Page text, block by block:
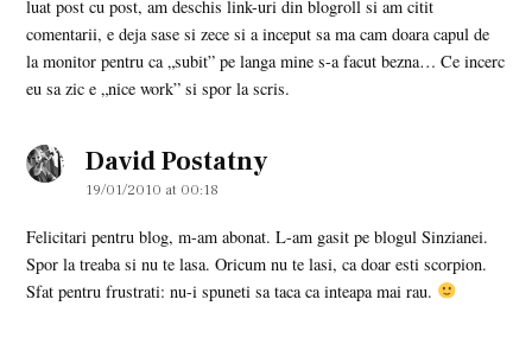
luat post cu post, am deschis link-uri din blogroll si am citit
comentarii, e deja sase si zece si a inceput sa ma cam doara capul de
la monitor pentru ca „subit” pe langa mine s-a facut bezna… Ce incerc
eu sa zic e „nice work” si spor la scris.
David Postatnysays:
19/01/2010 at 00:18
Felicitari pentru blog, m-am abonat. L-am gasit pe blogul Sinzianei.
Spor la treaba si nu te lasa. Oricum nu te lasi, ca doar esti scorpion.
Sfat pentru frustrati: nu-i spuneti sa taca ca inteapa mai rau.